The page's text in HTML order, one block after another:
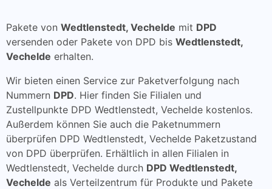
Pakete von Wedtlenstedt, Vechelde mit DPD
versenden oder Pakete von DPD bis Wedtlenstedt,
Vechelde erhalten.
Wir bieten einen Service zur Paketverfolgung nach
Nummern DPD. Hier finden Sie Filialen und
Zustellpunkte DPD Wedtlenstedt, Vechelde kostenlos.
Außerdem können Sie auch die Paketnummern
überprüfen DPD Wedtlenstedt, Vechelde Paketzustand
von DPD überprüfen. Erhältlich in allen Filialen in
Wedtlenstedt, Vechelde durch DPD Wedtlenstedt,
Vechelde als Verteilzentrum für Produkte und Pakete